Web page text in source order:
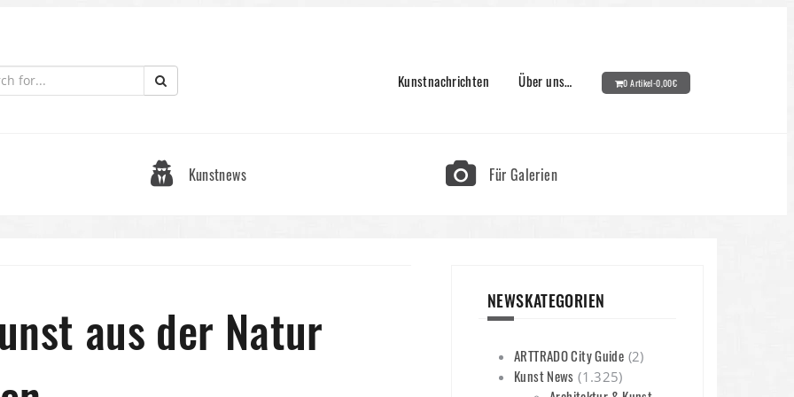
Kunstnachrichten Über uns… 0 Artikel-0,00€
Kunstnews Für Galerien
aus der Natur
NEWSKATEGORIEN
ARTTRADO City Guide (2)
Kunst News (1.325)